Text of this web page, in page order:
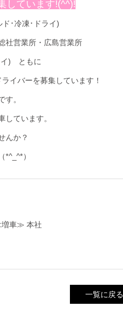
しています!(^^)!
･冷凍･ドライ)
社営業所・広島営業所
) ともに
イバーを募集しています！
す。
しています。
んか？
*^_^*）
車≫ 本社
一覧に戻る